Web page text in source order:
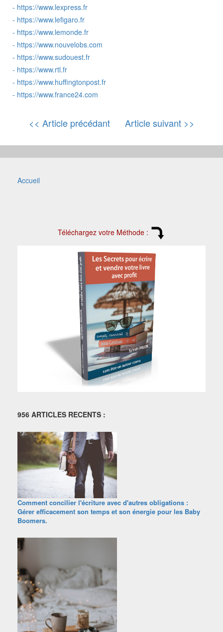
- https://www.lexpress.fr
- https://www.lefigaro.fr
- https://www.lemonde.fr
- https://www.nouvelobs.com
- https://www.sudouest.fr
- https://www.rtl.fr
- https://www.huffingtonpost.fr
- https://www.france24.com
<< Article précédant Article suivant >>
Accueil
Téléchargez votre Méthode :
956 ARTICLES RECENTS :
Comment concilier l'écriture avec d'autres obligations :
Gérer efficacement son temps et son énergie pour les Baby
Boomers.